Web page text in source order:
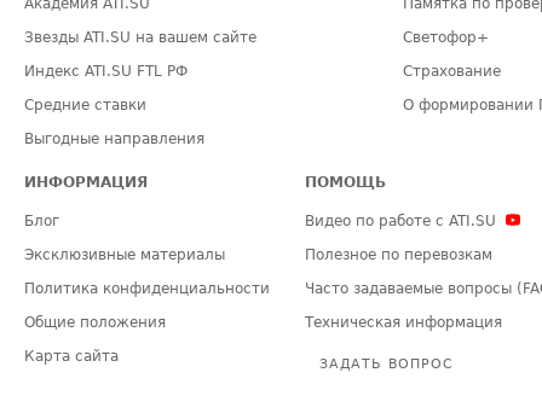
Академия ATI.SU
Звезды ATI.SU на вашем сайте
Индекс ATI.SU FTL РФ
Средние ставки
Выгодные направления
Памятка по
Светофор+
Страхование
О формировании
ИНФОРМАЦИЯ
Блог
Эксклюзивные материалы
Политика конфиденциальности
Общие положения
Карта сайта
ПОМОЩЬ
Видео по работе с ATI.SU
Полезное по перевозкам
Часто задаваемые вопросы
Техническая информация
ЗАДАТЬ ВОПРОС